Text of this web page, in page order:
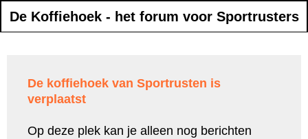
De Koffiehoek - het forum voor Sportrusters
De koffiehoek van Sportrusten is
verplaatst
Op deze plek kan je alleen nog berichten